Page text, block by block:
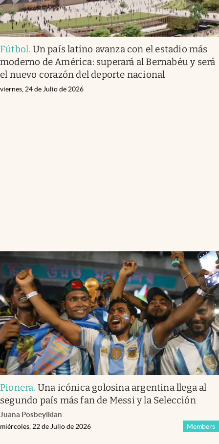
Fútbol. Un país latino avanza con el estadio más
moderno de América: superará al Bernabéu y será
el nuevo corazón del deporte nacional
viernes, 24 de Julio de 2026
Pionera. Una icónica golosina argentina llega al
segundo país más fan de Messi y la Selección
Juana Posbeyikian
Members
miércoles, 22 de Julio de 2026